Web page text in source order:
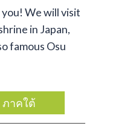
We will visit
in Japan,
famous Osu
ภาคใต้